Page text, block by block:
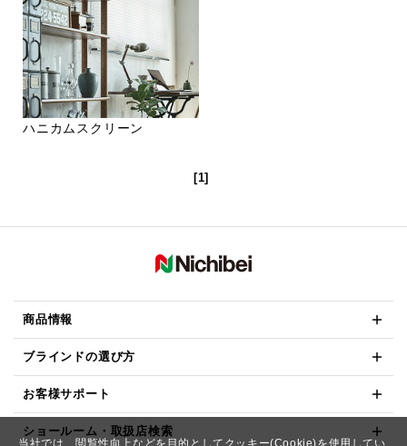
当社では、閲覧性向上などを目的としてクッキー(Cookie)を使用してい
ハニカムスクリーン
[1]
商品情報
ブラインドの選び方
お客様サポート
ショールーム・取扱店検索